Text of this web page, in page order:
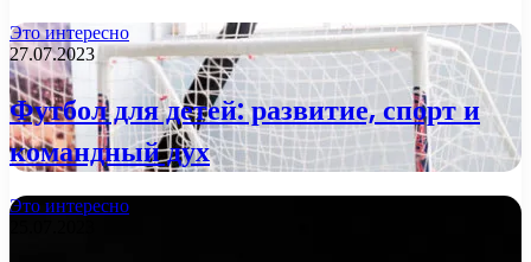
Это интересно
27.07.2023
Футбол для детей: развитие, спорт и
командный дух
Это интересно